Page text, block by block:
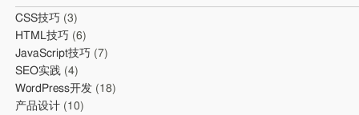
CSS技巧 (3)
HTML技巧 (6)
JavaScript技巧 (7)
SEO实践 (4)
WordPress开发 (18)
产品设计 (10)